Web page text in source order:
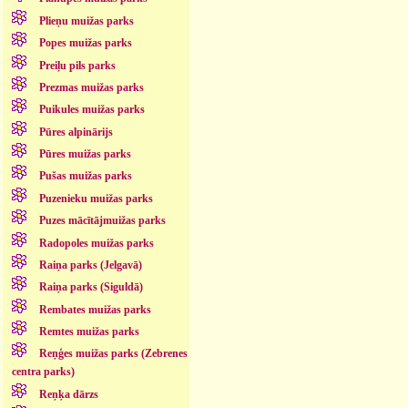
Plieņu muižas parks
Popes muižas parks
Preiļu pils parks
Prezmas muižas parks
Puikules muižas parks
Pūres alpinārijs
Pūres muižas parks
Pušas muižas parks
Puzenieku muižas parks
Puzes mācītājmuižas parks
Radopoles muižas parks
Raiņa parks (Jelgavā)
Raiņa parks (Siguldā)
Rembates muižas parks
Remtes muižas parks
Reņģes muižas parks (Zebrenes
centra parks)
Reņķa dārzs